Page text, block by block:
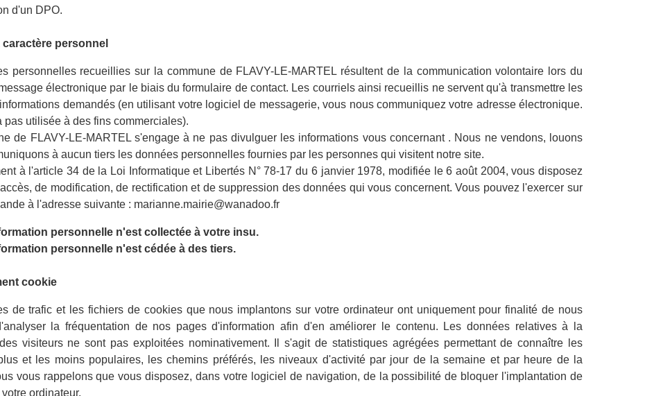
d'un DPO.
caractère personnel
personnelles recueillies sur la commune de FLAVY-LE-MARTEL résultent de la communication volontaire lors du
électronique par le biais du formulaire de contact. Les courriels ainsi recueillis ne servent qu'à transmettre les
demandés (en utilisant votre logiciel de messagerie, vous nous communiquez votre adresse électronique.
pas utilisée à des fins commerciales).
de FLAVY-LE-MARTEL s'engage à ne pas divulguer les informations vous concernant . Nous ne vendons, louons
à aucun tiers les données personnelles fournies par les personnes qui visitent notre site.
à l'article 34 de la Loi Informatique et Libertés N° 78-17 du 6 janvier 1978, modifiée le 6 août 2004, vous disposez
de modification, de rectification et de suppression des données qui vous concernent. Vous pouvez l'exercer sur
à l'adresse suivante : marianne.mairie@wanadoo.fr
personnelle n'est collectée à votre insu.
personnelle n'est cédée à des tiers.
cookie
de trafic et les fichiers de cookies que nous implantons sur votre ordinateur ont uniquement pour finalité de nous
la fréquentation de nos pages d'information afin d'en améliorer le contenu. Les données relatives à la
visiteurs ne sont pas exploitées nominativement. Il s'agit de statistiques agrégées permettant de connaître les
et les moins populaires, les chemins préférés, les niveaux d'activité par jour de la semaine et par heure de la
vous rappelons que vous disposez, dans votre logiciel de navigation, de la possibilité de bloquer l'implantation de
ordinateur.